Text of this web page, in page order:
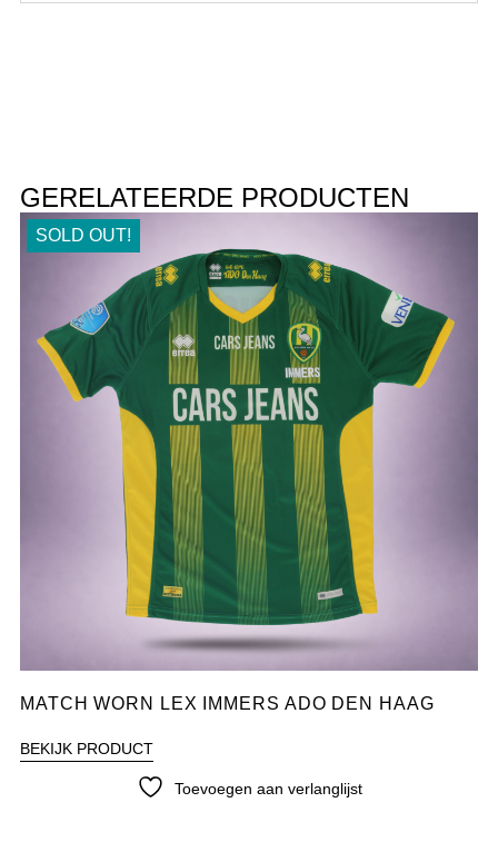
GERELATEERDE PRODUCTEN
SOLD OUT!
MATCH WORN LEX IMMERS ADO DEN HAAG
BEKIJK PRODUCT
Toevoegen aan verlanglijst